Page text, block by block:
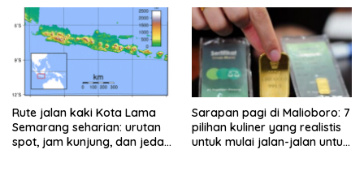
Rute jalan kaki Kota Lama
Semarang seharian: urutan
spot, jam kunjung, dan jeda
Sarapan pagi di Malioboro: 7
pilihan kuliner yang realistis
untuk mulai jalan-jalan untuk